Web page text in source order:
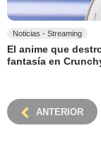
Noticias - Streaming
El anime que
fantasía en
ANTERIOR